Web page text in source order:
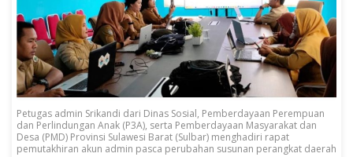
Petugas admin Srikandi dari Dinas Sosial, Pemberdayaan Perempuan
dan Perlindungan Anak (P3A), serta Pemberdayaan Masyarakat dan
Desa (PMD) Provinsi Sulawesi Barat (Sulbar) menghadiri rapat
pemutakhiran akun admin pasca perubahan susunan perangkat daerah